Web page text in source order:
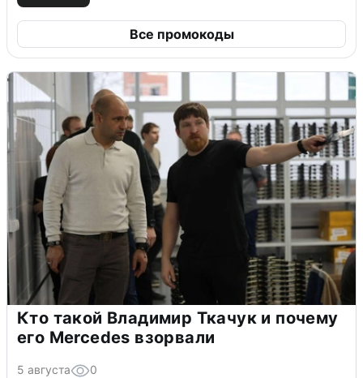
Все промокоды
Кто такой Владимир Ткачук и почему
его Mercedes взорвали
5 августа 0